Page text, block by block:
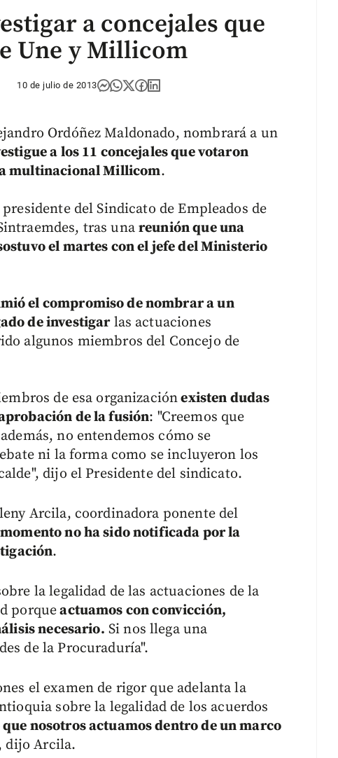
a concejales que
Une y Millicom
10 de julio de 2013
Ordóñez Maldonado, nombrará a un
a los 11 concejales que votaron
multinacional Millicom.
del Sindicato de Empleados de
tras unareunión que una
el martes con el jefe del Ministerio
el compromiso de nombrar a un
de investigarlas actuaciones
algunos miembros del Concejo de
de esa organizaciónexisten dudas
de la fusión: "Creemos que
no entendemos cómo se
ni la forma como se incluyeron los
dijo el Presidente del sindicato.
Arcila, coordinadora ponente del
no ha sido notificada por la
.
la legalidad de las actuaciones de la
porqueactuamos con convicción,
necesario. Si nos llega una
de la Procuraduría".
el examen de rigor que adelanta la
sobre la legalidad de los acuerdos
nosotros actuamos dentro de un marco
dijo Arcila.